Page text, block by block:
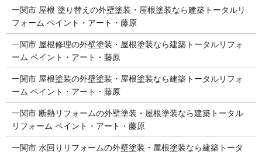
一関市 屋根 塗り替えの外壁塗装・屋根塗装なら建築トータルリ
フォーム ペイント・アート・藤原
一関市 屋根修理の外壁塗装・屋根塗装なら建築トータルリフォ
ーム ペイント・アート・藤原
一関市 屋根塗装の外壁塗装・屋根塗装なら建築トータルリフォ
ーム ペイント・アート・藤原
一関市 断熱リフォームの外壁塗装・屋根塗装なら建築トータル
リフォーム ペイント・アート・藤原
一関市 水回りリフォームの外壁塗装・屋根塗装なら建築トータ